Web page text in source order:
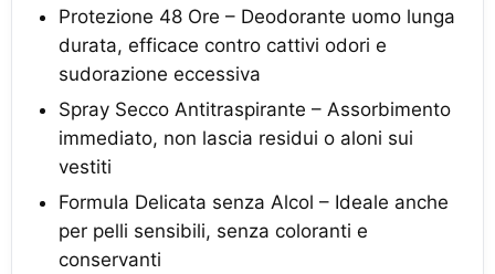
Protezione 48 Ore – Deodorante uomo lunga
durata, efficace contro cattivi odori e
sudorazione eccessiva
Spray Secco Antitraspirante – Assorbimento
immediato, non lascia residui o aloni sui
vestiti
Formula Delicata senza Alcol – Ideale anche
per pelli sensibili, senza coloranti e
conservanti